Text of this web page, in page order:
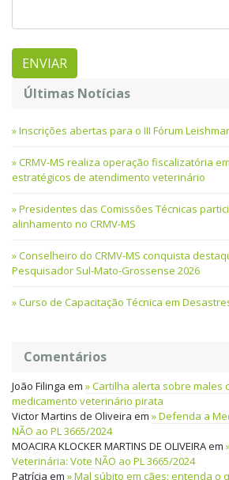
Últimas Notícias
Inscrições abertas para o III Fórum
CRMV-MS realiza operação fiscalizatória
estratégicos de atendimento veterinário
Presidentes das Comissões Técnicas
alinhamento no CRMV-MS
Conselheiro do CRMV-MS conquista
Pesquisador Sul-Mato-Grossense 2026
Curso de Capacitação Técnica em
Comentários
João Filinga em
Cartilha alerta sobre males
medicamento veterinário pirata
Victor Martins de Oliveira em
Defenda a
NÃO ao PL 3665/2024
MOACIRA KLOCKER MARTINS DE OLIVEIRAem
Veterinária: Vote NÃO ao PL 3665/2024
Patrícia em Mal súbito em cães: entenda o